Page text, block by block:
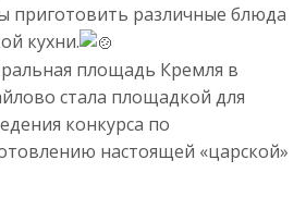
приготовить различные блюда
кухни.
площадь Кремля в
стала площадкой для
конкурса по
настоящей «царской»